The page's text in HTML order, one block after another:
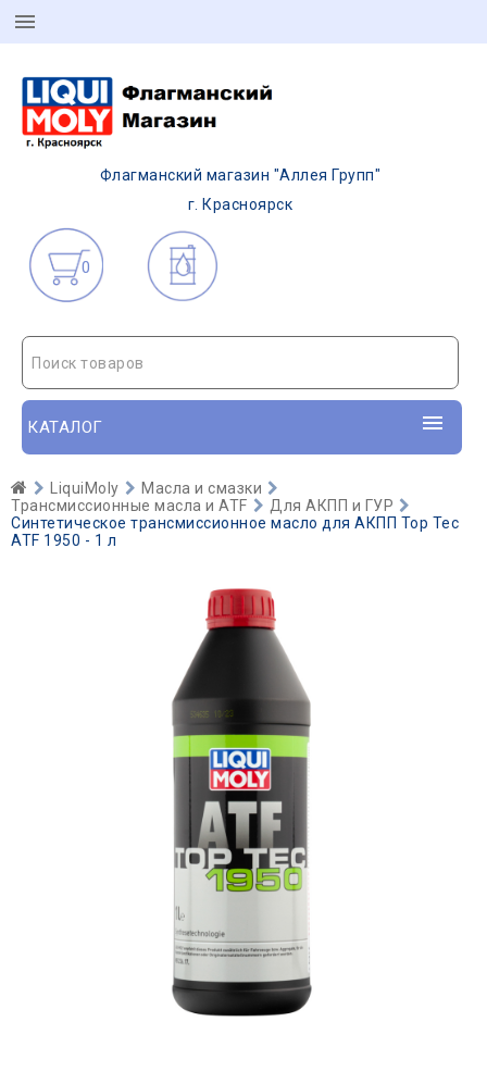
Флагманский магазин "Аллея Групп"
г. Красноярск
0
Поиск товаров
КАТАЛОГ
LiquiMoly
Масла и смазки
Трансмиссионные масла и ATF
Для АКПП и ГУР
Синтетическое трансмиссионное масло для АКПП Top Tec
ATF 1950 - 1 л